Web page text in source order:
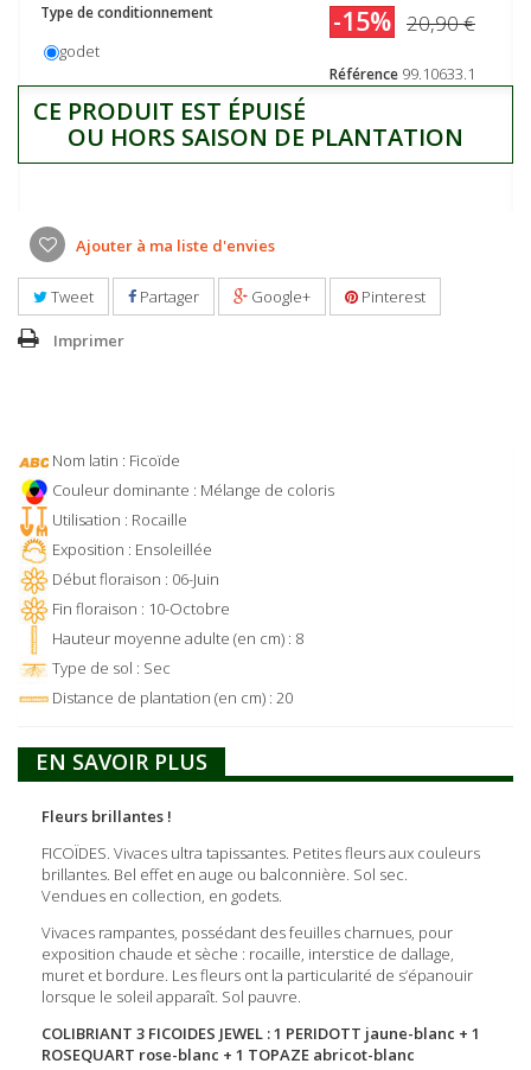
-15% 20,90 €
Référence 99.10633.1
Type de conditionnement
godet
CE PRODUIT EST ÉPUISÉ
OU HORS SAISON DE PLANTATION
Ajouter à ma liste d'envies
Tweet Partager Google+ Pinterest
Imprimer
Nom latin : Ficoïde
Couleur dominante : Mélange de coloris
Utilisation : Rocaille
Exposition : Ensoleillée
Début floraison : 06-Juin
Fin floraison : 10-Octobre
Hauteur moyenne adulte (en cm) : 8
Type de sol : Sec
Distance de plantation (en cm) : 20
EN SAVOIR PLUS
Fleurs brillantes !
FICOÏDES. Vivaces ultra tapissantes. Petites fleurs aux couleurs
brillantes. Bel effet en auge ou balconnière. Sol sec.
Vendues en collection, en godets.
Vivaces rampantes, possédant des feuilles charnues, pour
exposition chaude et sèche : rocaille, interstice de dallage,
muret et bordure. Les fleurs ont la particularité de s’épanouir
lorsque le soleil apparaît. Sol pauvre.
COLIBRIANT 3 FICOIDES JEWEL : 1 PERIDOTT jaune-blanc + 1
ROSEQUART rose-blanc + 1 TOPAZE abricot-blanc